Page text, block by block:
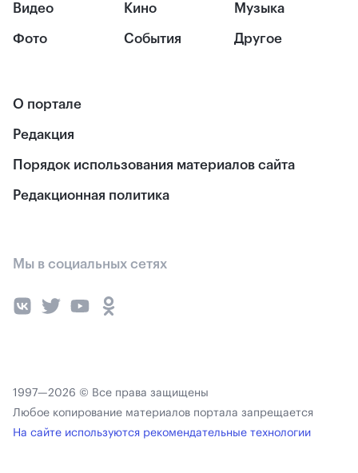
Видео
Фото
Кино
События
Музыка
Другое
О портале
Редакция
Порядок использования материалов сайта
Редакционная политика
Мы в социальных сетях
1997—2026 © Все права защищены
Любое копирование материалов портала запрещается
На сайте используются рекомендательные технологии